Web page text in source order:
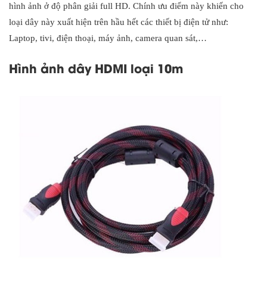
hình ảnh ở độ phân giải full HD. Chính ưu điểm này khiến cho
loại dây này xuất hiện trên hầu hết các thiết bị điện tử như:
Laptop, tivi, điện thoại, máy ảnh, camera quan sát,…
Hình ảnh dây HDMI loại 10m